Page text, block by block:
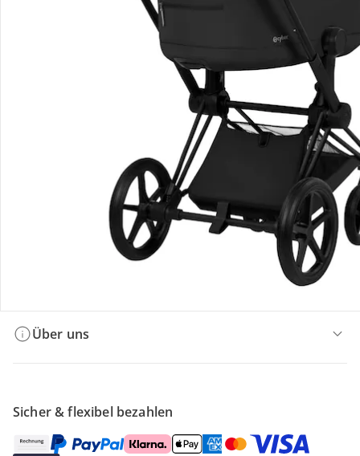
Bestellung & Lieferung
Gutscheine & Aktionen
Kontakt & Service
Über uns
Sicher & flexibel bezahlen